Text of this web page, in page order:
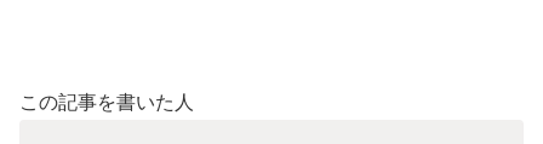
この記事を書いた人